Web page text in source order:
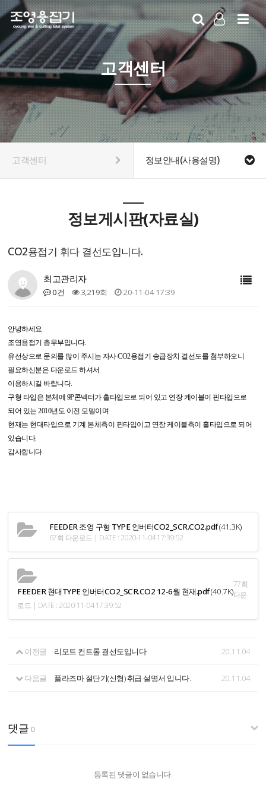
LOG IN
SIGN UP
고객센터
고객센터 정보안내(사용설명)
정보게시판(자료실)
CO2용접기 휘다 결선도입니다.
최고관리자
0건 3,219회 20-11-04 17:39
안녕하세요.
조영용접기 총무부입니다.
유선상으로 문의를 많이 주시는 자사 CO2용접기 송급장치 결선도를 첨부하오니
필요하신분은 다운로드 하셔서
이용하시길 바랍니다.
구형 타입은 본체에 9P콘넥터가 홀타입으로 되어 있고 연장 케이블이 핀타입으로
되어 있는 2010년도 이전 모델이며
현재는 현대타입으로 기계 본체측이 핀타입이고 연장 케이블측이 홀타입으로 되어
있습니다.
감사합니다.
FEEDER 조영 구형 TYPE 인버터CO2_SCR.CO2.pdf(41.3K)
67회 다운로드 | DATE : 2020-11-04 17:39:52
FEEDER 현대TYPE 인버터CO2_SCR.CO2 12-6월 현재.pdf(40.7K)
77회
다운
로드 | DATE : 2020-11-04 17:39:52
이전글 리모트 컨트롤 결선도입니다. 20.11.04
다음글 플라즈마 절단기(신형) 취급 설명서 입니다. 20.11.04
댓글 0
등록된 댓글이 없습니다.